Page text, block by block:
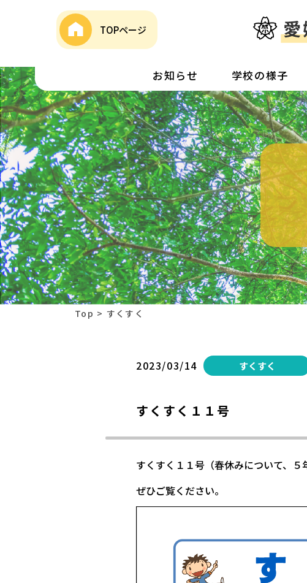
TOPページ
お知らせ 学校の様子
Top すくすく
2023/03/14 すくすく
すくすく１１号
すくすく１１号（春休みについて、５
ぜひご覧ください。